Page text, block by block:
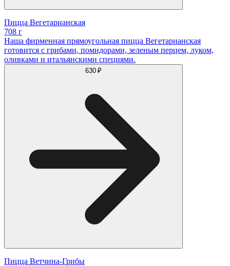
Пицца Вегетарианская
708 г
Наша фирменная прямоугольная пицца Вегетарианская
готовится с грибами, помидорами, зеленым перцем, луком,
оливками и итальянскими специями.
630 ₽
Пицца Ветчина-Грибы